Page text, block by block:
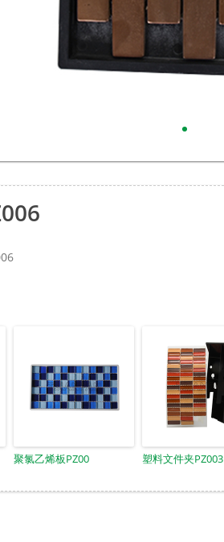
聚氯乙烯板PZ00 塑料文件夹PZ003